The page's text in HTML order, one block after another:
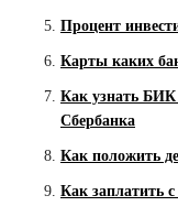
Процент
Карты каких
Как узнать БИК
Сбербанка
Как положить
Как заплатить